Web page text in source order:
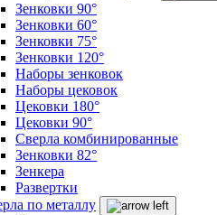
Зенковки 90°
Зенковки 60°
Зенковки 75°
Зенковки 120°
Наборы зенковок
Наборы цековок
Цековки 180°
Цековки 90°
Сверла комбинированные
Зенковки 82°
Зенкера
Развертки
по металлу